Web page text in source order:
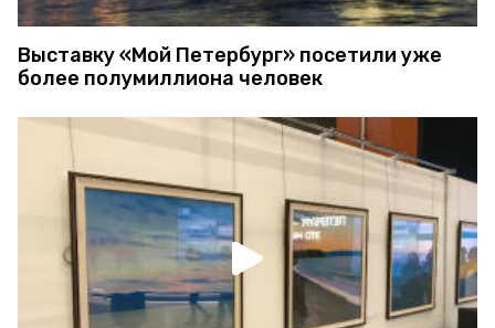
Выставку «Мой Петербург» посетили уже
более полумиллиона человек